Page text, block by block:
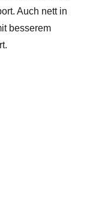
Auch nett in
besserem